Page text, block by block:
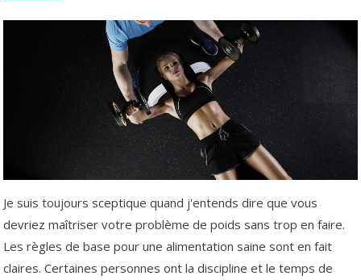
Je suis toujours sceptique quand j'entends dire que vous
devriez maîtriser votre problème de poids sans trop en faire.
Les règles de base pour une alimentation saine sont en fait
claires. Certaines personnes ont la discipline et le temps de